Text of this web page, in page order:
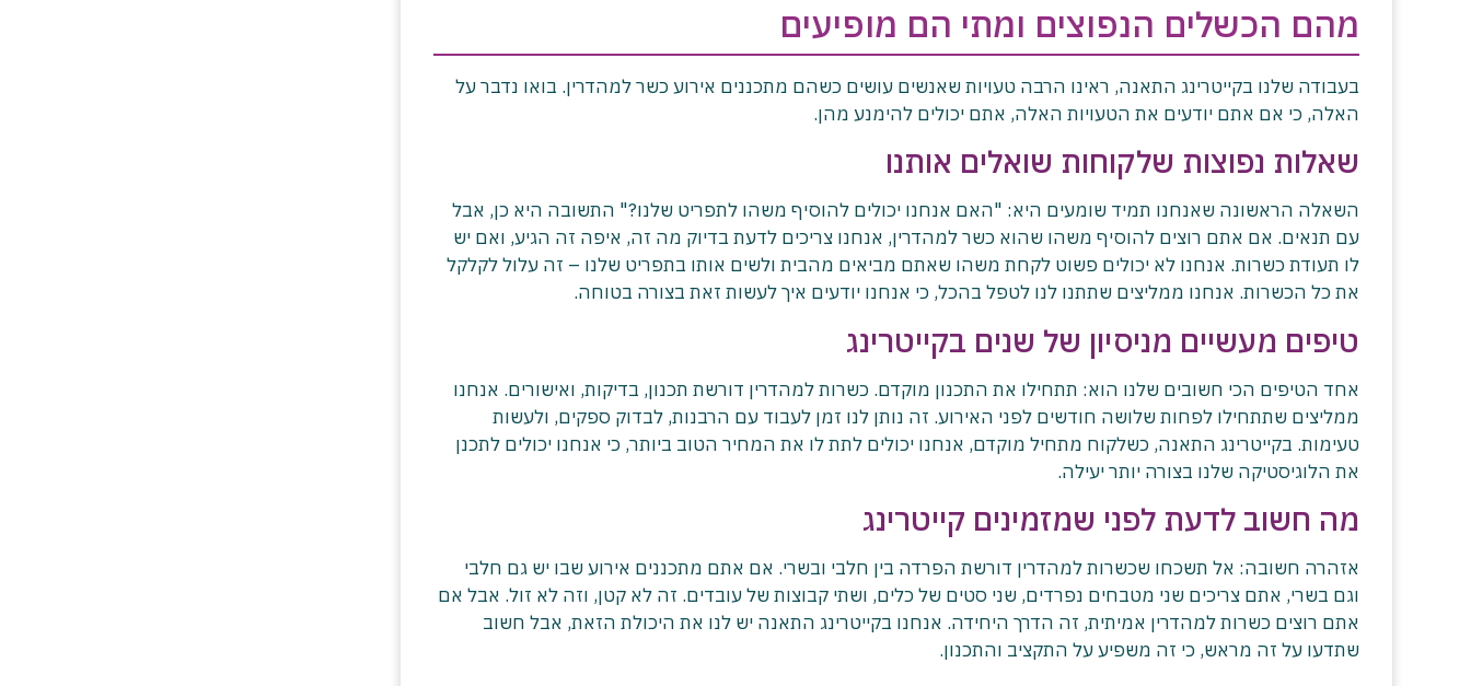
מהם הכשלים הנפוצים ומתי הם מופיעים
בעבודה שלנו בקייטרינג התאנה, ראינו הרבה טעויות שאנשים עושים כשהם מתכננים אירוע כשר למהדרין. בואו נדבר על
האלה, כי אם אתם יודעים את הטעויות האלה, אתם יכולים להימנע מהן.
שאלות נפוצות שלקוחות שואלים אותנו
השאלה הראשונה שאנחנו תמיד שומעים היא: "האם אנחנו יכולים להוסיף משהו לתפריט שלנו?" התשובה היא כן, אבל
עם תנאים. אם אתם רוצים להוסיף משהו שהוא כשר למהדרין, אנחנו צריכים לדעת בדיוק מה זה, איפה זה הגיע, ואם יש
לו תעודת כשרות. אנחנו לא יכולים פשוט לקחת משהו שאתם מביאים מהבית ולשים אותו בתפריט שלנו – זה עלול לקלקל
את כל הכשרות. אנחנו ממליצים שתתנו לנו לטפל בהכל, כי אנחנו יודעים איך לעשות זאת בצורה בטוחה.
טיפים מעשיים מניסיון של שנים בקייטרינג
אחד הטיפים הכי חשובים שלנו הוא: תתחילו את התכנון מוקדם. כשרות למהדרין דורשת תכנון, בדיקות, ואישורים. אנחנו
ממליצים שתתחילו לפחות שלושה חודשים לפני האירוע. זה נותן לנו זמן לעבוד עם הרבנות, לבדוק ספקים, ולעשות
טעימות. בקייטרינג התאנה, כשלקוח מתחיל מוקדם, אנחנו יכולים לתת לו את המחיר הטוב ביותר, כי אנחנו יכולים לתכנן
את הלוגיסטיקה שלנו בצורה יותר יעילה.
מה חשוב לדעת לפני שמזמינים קייטרינג
אזהרה חשובה: אל תשכחו שכשרות למהדרין דורשת הפרדה בין חלבי ובשרי. אם אתם מתכננים אירוע שבו יש גם חלבי
וגם בשרי, אתם צריכים שני מטבחים נפרדים, שני סטים של כלים, ושתי קבוצות של עובדים. זה לא קטן, וזה לא זול. אבל אם
אתם רוצים כשרות למהדרין אמיתית, זה הדרך היחידה. אנחנו בקייטרינג התאנה יש לנו את היכולת הזאת, אבל חשוב
שתדעו על זה מראש, כי זה משפיע על התקציב והתכנון.